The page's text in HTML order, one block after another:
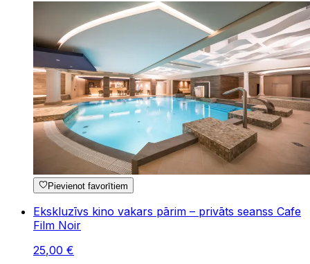
Pievienot favorītiem
Ekskluzīvs kino vakars pārim – privāts seanss Cafe
Film Noir
25,00 €